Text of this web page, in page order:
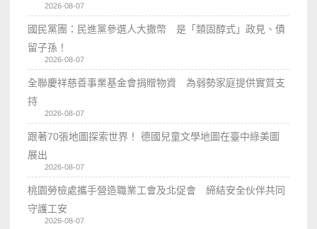
2026-08-07
國民黨團：民進黨參選人大撒幣 是「類固醇式」政見、債
留子孫！
2026-08-07
全聯慶祥慈善事業基金會捐贈物資 為弱勢家庭提供實質支
持
2026-08-07
跟著70張地圖探索世界！ 德國兒童文學地圖在臺中綠美圖
展出
2026-08-07
桃園勞檢處攜手營造職業工會及北促會 締結安全伙伴共同
守護工安
2026-08-07